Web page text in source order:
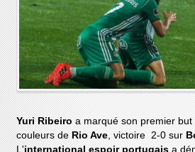
Yuri Ribeiro a marqué son premier
couleurs de Rio Ave, victoire 2-0 sur
L'international espoir portugais a